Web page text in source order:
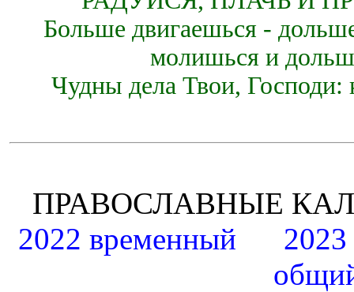
Больше двигаешься -
молишься и
Чудны дела Твои, Господи:
ПРАВОСЛАВНЫЕ
2022 временный